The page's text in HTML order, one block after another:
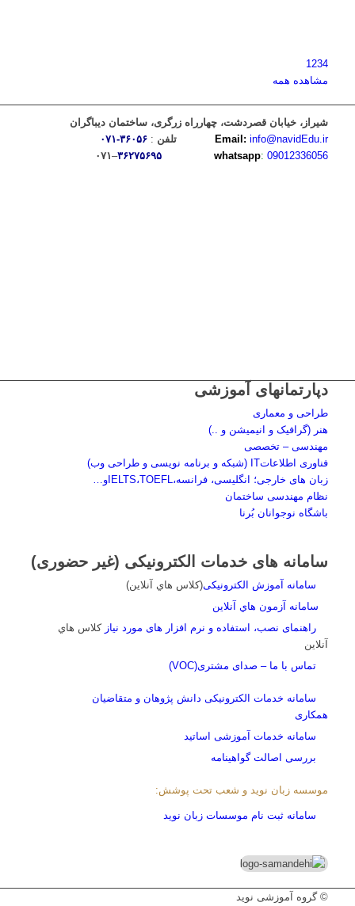
1234
مشاهده همه
شیراز، خیابان قصردشت، چهارراه زرگری، ساختمان دیباگران
Email: info@navidEdu.ir تلفن : ۳۶۰۵۶-۰۷۱
whatsapp: 09012336056 ۳۶۲۷۵۶۹۵–۰۷۱
دپارتمانهای آموزشی
طراحی و معماری
هنر (گرافیک و انیمیشن و ..)
مهندسی – تخصصی
فناوری اطلاعاتIT (شبکه و برنامه نویسی و طراحی وب)
زبان های خارجی؛ انگلیسی، فرانسه،IELTS،TOEFLو…
نظام مهندسی ساختمان
باشگاه نوجوانان بُرنا
سامانه های خدمات الکترونیکی (غیر حضوری)
سامانه آموزش الکترونیکی(کلاس هاي آنلاين)
سامانه آزمون هاي آنلاين
راهنمای نصب، استفاده و نرم افزار های مورد نیاز کلاس هاي
آنلاين
تماس با ما – صدای مشتری(VOC)
سامانه خدمات الکترونیکی دانش پژوهان و متقاضیان
همکاری
سامانه خدمات آموزشی اساتید
بررسی اصالت گواهینامه
موسسه زبان نوید و شعب تحت پوشش:
سامانه ثبت نام موسسات زبان نوید
© گروه آموزشی نوید